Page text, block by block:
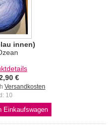
innen)
€
Versandkosten
10